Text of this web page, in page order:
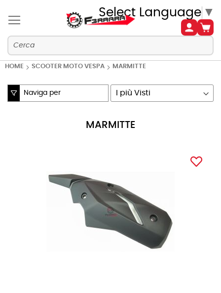
Select Language ▼
HOME SCOOTER MOTO VESPA MARMITTE
MARMITTE
Naviga per